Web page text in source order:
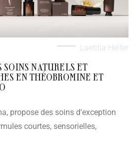
Laetitia Helfer
NATURELS ET
EN THÉOBROMINE ET
propose des soins d'exception
courtes, sensorielles,